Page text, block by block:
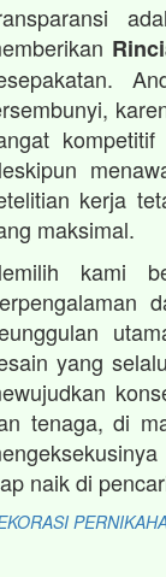
kerja
maksimal.
kami
yang
tenaga, di
naik di